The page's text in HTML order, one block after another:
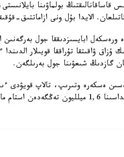
قاساقانالىقتىڭ بولماۋىنا
الايدا بۇل ونى ازاماتتىق-
ابايسىزدىققا جول بەرگەنىن
ۋاقىتقا تۇراققا قويىلار
گازدىڭ شىعۋىنا جول بەرىلگەن.
ەسكەرە وتىرىپ، تالاپ قويۋدى
جاۋاپكەردەن تالاپ قويۋشىنىڭ پايداسىنا